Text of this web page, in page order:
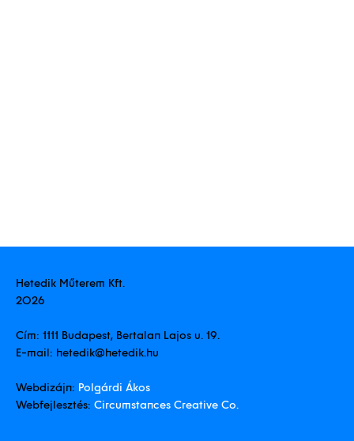
Műterem
Kapcsolat
EN
Hetedik Műterem Kft.
2026
Cím: 1111 Budapest, Bertalan Lajos u. 19.
E-mail: hetedik@hetedik.hu
Webdizájn: Polgárdi Ákos
Webfejlesztés: Circumstances Creative Co.